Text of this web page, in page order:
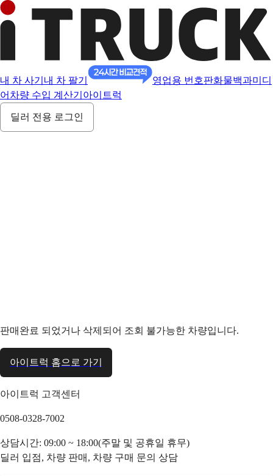
내 차 사기 내 차 팔기 영업용 번호판화물백과미디
어 차량 수입 계산기 아이트럭
딜러 전용 로그인
판매완료 되었거나 삭제되어 조회 불가능한 차량입니다.
아이트럭 홈으로 가기
아이트럭 고객센터
0508-0328-7002
상담시간: 09:00 ~ 18:00(주말 및 공휴일 휴무)
딜러 입점, 차량 판매, 차량 구매 문의 상담